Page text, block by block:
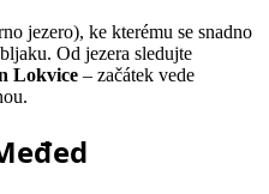
jezero), ke kterému se snadno
Od jezera sledujte
Lokvice – začátek vede